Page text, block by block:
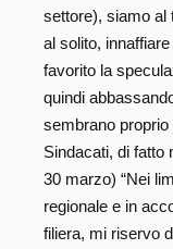
settore), siamo al
al solito,
favorito la
quindi
sembrano proprio
Sindacati, di fatto
30 marzo) “Nei
regionale e in
filiera, mi riservo